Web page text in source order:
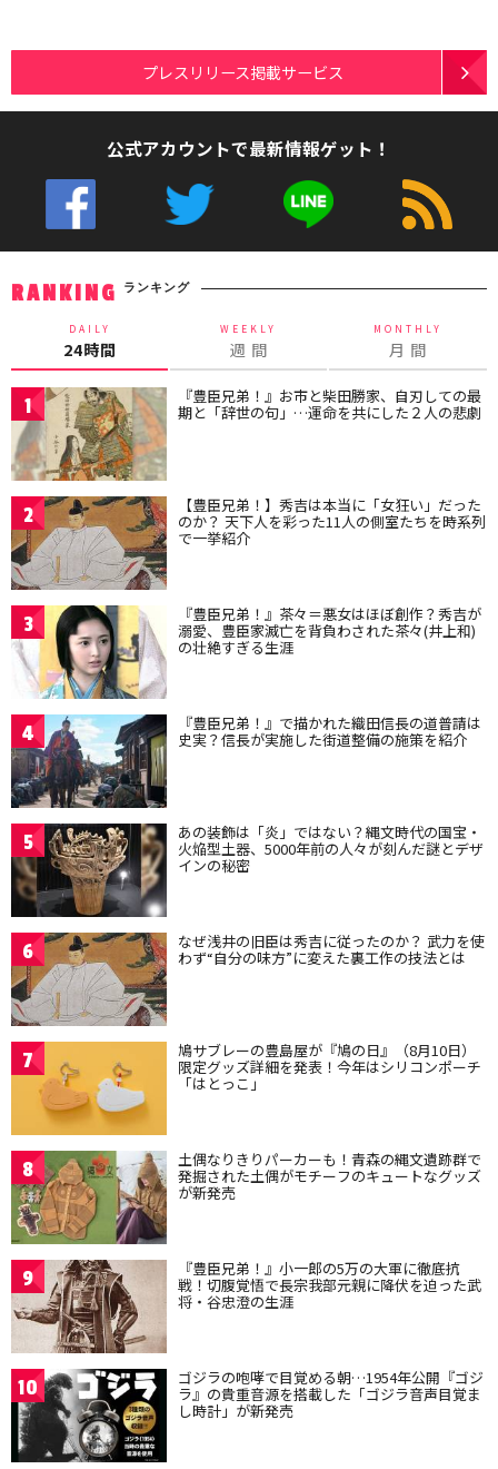
プレスリリース掲載サービス
公式アカウントで最新情報ゲット！
RANKING ランキング
DAILY
24時間
WEEKLY
週 間
MONTHLY
月 間
1 『豊臣兄弟！』お市と柴田勝家、自刃しての最
期と「辞世の句」…運命を共にした２人の悲劇
2 【豊臣兄弟！】秀吉は本当に「女狂い」だった
のか？ 天下人を彩った11人の側室たちを時系列
で一挙紹介
3 『豊臣兄弟！』茶々＝悪女はほぼ創作？秀吉が
溺愛、豊臣家滅亡を背負わされた茶々(井上和)
の壮絶すぎる生涯
4 『豊臣兄弟！』で描かれた織田信長の道普請は
史実？信長が実施した街道整備の施策を紹介
5 あの装飾は「炎」ではない？縄文時代の国宝・
火焔型土器、5000年前の人々が刻んだ謎とデザ
インの秘密
6 なぜ浅井の旧臣は秀吉に従ったのか？ 武力を使
わず“自分の味方”に変えた裏工作の技法とは
7 鳩サブレーの豊島屋が『鳩の日』（8月10日）
限定グッズ詳細を発表！今年はシリコンポーチ
「はとっこ」
8 土偶なりきりパーカーも！青森の縄文遺跡群で
発掘された土偶がモチーフのキュートなグッズ
が新発売
9 『豊臣兄弟！』小一郎の5万の大軍に徹底抗
戦！切腹覚悟で長宗我部元親に降伏を迫った武
将・谷忠澄の生涯
10 ゴジラの咆哮で目覚める朝…1954年公開『ゴジ
ラ』の貴重音源を搭載した「ゴジラ音声目覚ま
し時計」が新発売